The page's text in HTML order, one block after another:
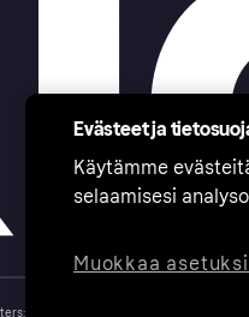
Stockholm, Sweden. All rights reserved.
Evästeet ja
Käytämme
selaamisesi
Muokkaa